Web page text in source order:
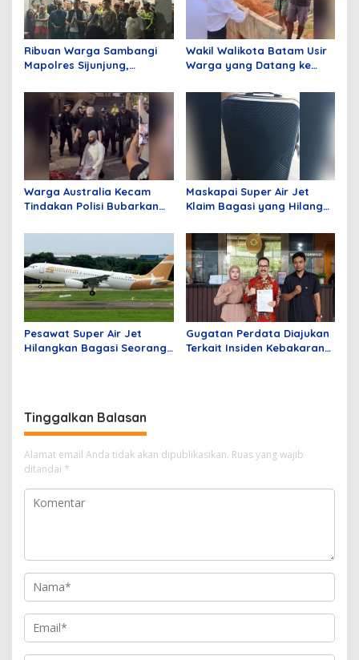
Ribuan Warga Sambangi
Mapolres Sijunjung,
Pemberitaan Terkait
Tambang Dinilai Tidak
Berimbang
Wakil Walikota Batam Usir
Warga yang Datang ke
Merusak Lingkungan,
Ucapan Li Jadi Sorotan
Warga Australia Kecam
Tindakan Polisi Bubarkan
Maskapai Super Air Jet
Klaim Bagasi yang Hilang
Tujuan Gratis
Pesawat Super Air Jet
Hilangkan Bagasi Seorang
Gugatan Perdata Diajukan
Terkait Insiden Kebakaran
Tinggalkan Balasan
Alamat email Anda tidak akan dipublikasikan. Ruas yang wajib
ditandai *